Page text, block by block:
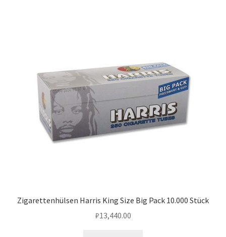
Zigarettenhülsen Harris King Size Big Pack 10.000 Stück
₽13,440.00